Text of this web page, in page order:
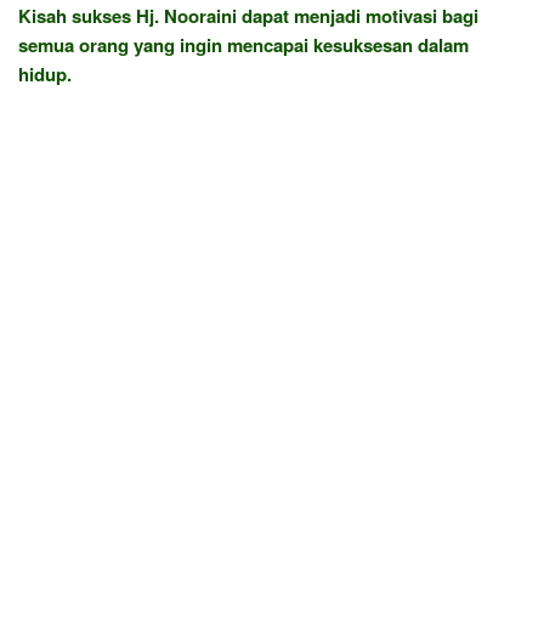
Kisah sukses Hj. Nooraini dapat menjadi motivasi bagi
semua orang yang ingin mencapai kesuksesan dalam
hidup.